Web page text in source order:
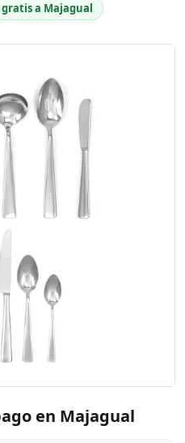
gratis a Majagual
en Majagual